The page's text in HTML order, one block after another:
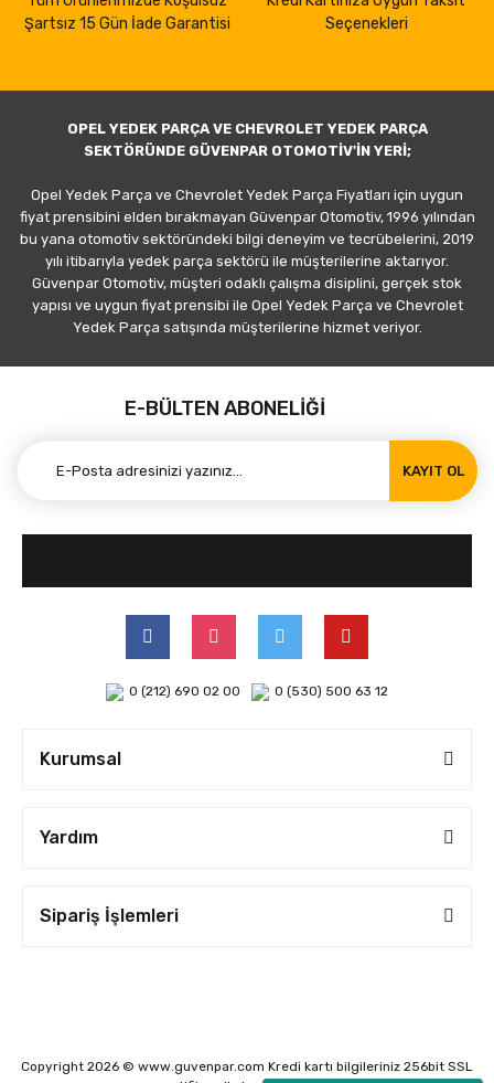
Şartsız 15 Gün İade Garantisi
Seçenekleri
OPEL YEDEK PARÇA VE CHEVROLET YEDEK PARÇA
SEKTÖRÜNDE GÜVENPAR OTOMOTİV'İN YERİ;
Opel Yedek Parça ve Chevrolet Yedek Parça Fiyatları için uygun
fiyat prensibini elden bırakmayan Güvenpar Otomotiv, 1996 yılından
bu yana otomotiv sektöründeki bilgi deneyim ve tecrübelerini, 2019
yılı itibarıyla yedek parça sektörü ile müşterilerine aktarıyor.
Güvenpar Otomotiv, müşteri odaklı çalışma disiplini, gerçek stok
yapısı ve uygun fiyat prensibi ile Opel Yedek Parça ve Chevrolet
Yedek Parça satışında müşterilerine hizmet veriyor.
E-BÜLTEN ABONELİĞİ
KAYIT OL
0 (212) 690 02 00 0 (530) 500 63 12
Kurumsal
Yardım
Sipariş İşlemleri
Copyright 2026 © www.guvenpar.com Kredi kartı bilgileriniz 256bit SSL